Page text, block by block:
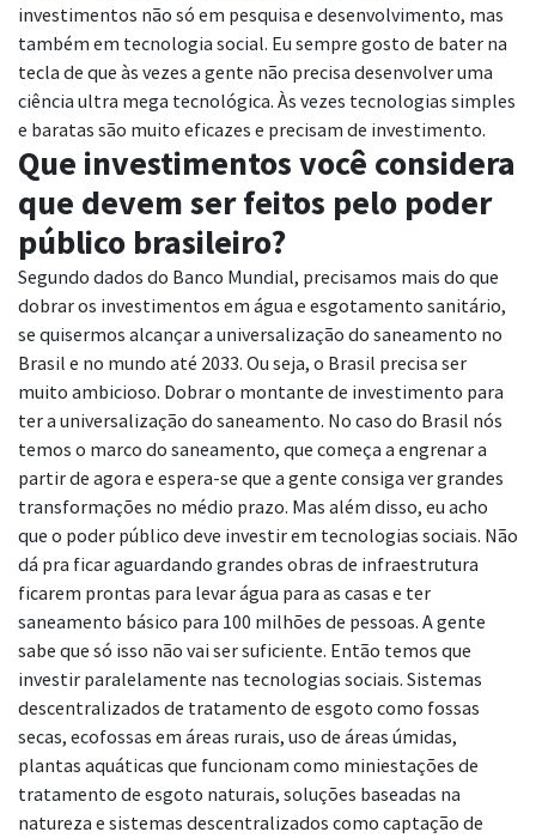
investimentos não só em pesquisa e desenvolvimento, mas
também em tecnologia social. Eu sempre gosto de bater na
tecla de que às vezes a gente não precisa desenvolver uma
ciência ultra mega tecnológica. Às vezes tecnologias simples
e baratas são muito eficazes e precisam de investimento.
Que investimentos você considera
que devem ser feitos pelo poder
público brasileiro?
Segundo dados do Banco Mundial, precisamos mais do que
dobrar os investimentos em água e esgotamento sanitário,
se quisermos alcançar a universalização do saneamento no
Brasil e no mundo até 2033. Ou seja, o Brasil precisa ser
muito ambicioso. Dobrar o montante de investimento para
ter a universalização do saneamento. No caso do Brasil nós
temos o marco do saneamento, que começa a engrenar a
partir de agora e espera-se que a gente consiga ver grandes
transformações no médio prazo. Mas além disso, eu acho
que o poder público deve investir em tecnologias sociais. Não
dá pra ficar aguardando grandes obras de infraestrutura
ficarem prontas para levar água para as casas e ter
saneamento básico para 100 milhões de pessoas. A gente
sabe que só isso não vai ser suficiente. Então temos que
investir paralelamente nas tecnologias sociais. Sistemas
descentralizados de tratamento de esgoto como fossas
secas, ecofossas em áreas rurais, uso de áreas úmidas,
plantas aquáticas que funcionam como miniestações de
tratamento de esgoto naturais, soluções baseadas na
natureza e sistemas descentralizados como captação de